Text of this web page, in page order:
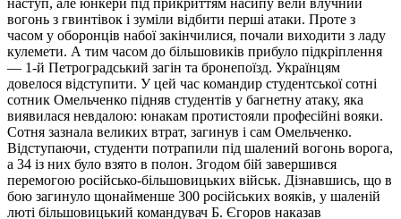
вогонь з гвинтівок і зуміли відбити перші атаки. Проте з
часом у оборонців набої закінчилися, почали виходити з ладу
кулемети. А тим часом до більшовиків прибуло підкріплення
— 1-й Петроградський загін та бронепоїзд. Українцям
довелося відступити. У цей час командир студентської сотні
сотник Омельченко підняв студентів у багнетну атаку, яка
виявилася невдалою: юнакам протистояли професійні вояки.
Сотня зазнала великих втрат, загинув і сам Омельченко.
Відступаючи, студенти потрапили під шалений вогонь ворога,
а 34 із них було взято в полон. Згодом бій завершився
перемогою російсько-більшовицьких військ. Дізнавшись, що в
бою загинуло щонайменше 300 російських вояків, у шаленій
люті більшовицький командувач Б. Єгоров наказав